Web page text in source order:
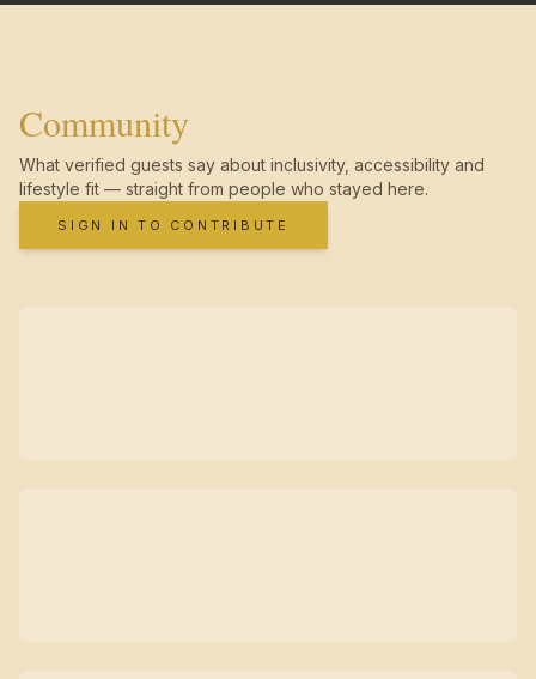
Community
What verified guests say about inclusivity, accessibility and
lifestyle fit — straight from people who stayed here.
SIGN IN TO CONTRIBUTE